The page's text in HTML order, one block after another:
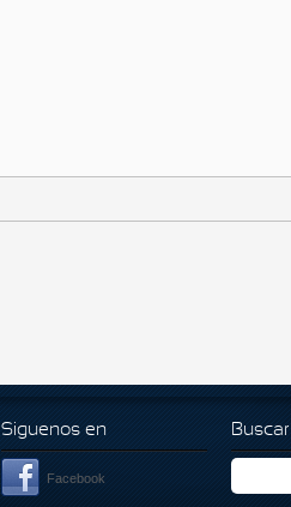
Siguenos en
Facebook
Buscar